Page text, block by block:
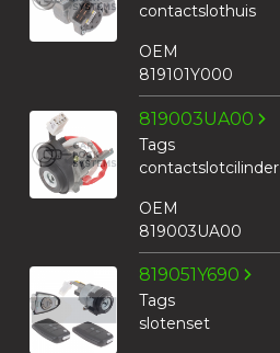
contactslothuis
OEM
819101Y000
819003UA00
Tags
contactslotcilinder
OEM
819003UA00
819051Y690
Tags
slotenset